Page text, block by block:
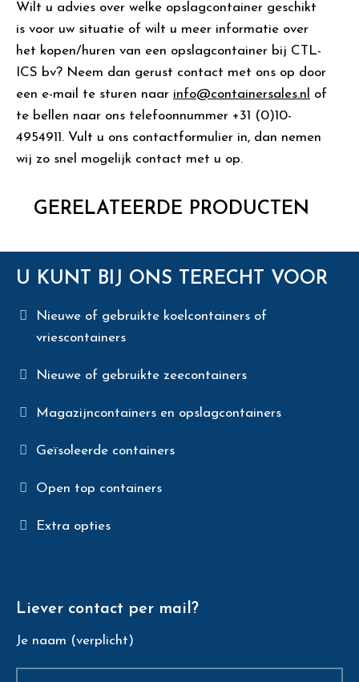
Wilt u advies over welke opslagcontainer geschikt
is voor uw situatie of wilt u meer informatie over
het kopen/huren van een opslagcontainer bij CTL-
ICS bv? Neem dan gerust contact met ons op door
een e-mail te sturen naar info@containersales.nl
of
te bellen naar ons telefoonnummer +31 (0)10-
4954911. Vult u ons contactformulier in, dan nemen
wij zo snel mogelijk contact met u op.
GERELATEERDE PRODUCTEN
U KUNT BIJ ONS TERECHT VOOR
Nieuwe of gebruikte koelcontainers of
vriescontainers
Nieuwe of gebruikte zeecontainers
Magazijncontainers en opslagcontainers
Geïsoleerde containers
Open top containers
Extra opties
Liever contact per mail?
Je naam (verplicht)